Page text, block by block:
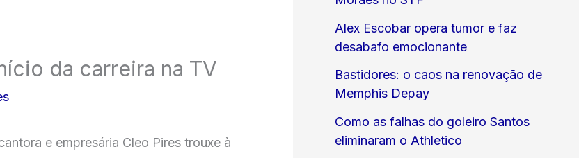
da carreira na TV
e empresária Cleo Pires trouxe à
Alex Escobar opera tumor e faz
desabafo emocionante
Bastidores: o caos na renovação de
Memphis Depay
Como as falhas do goleiro Santos
eliminaram o Athletico